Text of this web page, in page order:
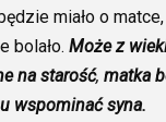
miało o
bolało. Może z
na starość, matka
wspominać syna.